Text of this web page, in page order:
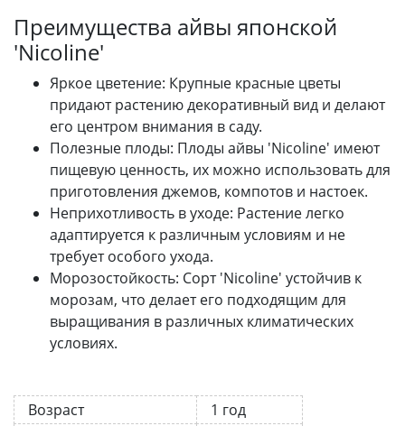
Преимущества айвы японской
'Nicoline'
Яркое цветение: Крупные красные цветы
придают растению декоративный вид и делают
его центром внимания в саду.
Полезные плоды: Плоды айвы 'Nicoline' имеют
пищевую ценность, их можно использовать для
приготовления джемов, компотов и настоек.
Неприхотливость в уходе: Растение легко
адаптируется к различным условиям и не
требует особого ухода.
Морозостойкость: Сорт 'Nicoline' устойчив к
морозам, что делает его подходящим для
выращивания в различных климатических
условиях.
Возраст
1 год